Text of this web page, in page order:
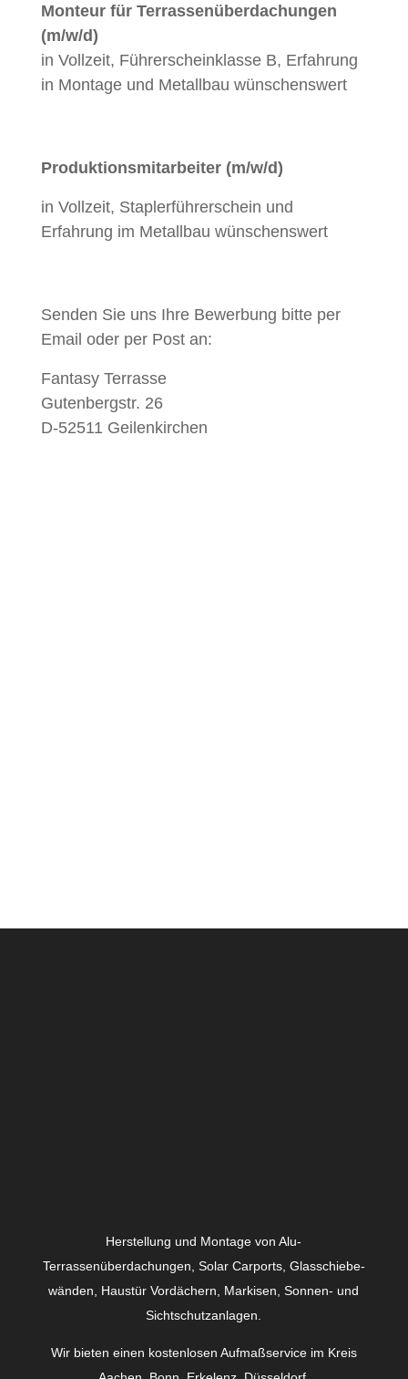
Monteur für Terrassenüberdachungen
(m/w/d)
in Vollzeit, Führerscheinklasse B, Erfahrung
in Montage und Metallbau wünschenswert
Produktionsmitarbeiter (m/w/d)
in Vollzeit, Staplerführerschein und
Erfahrung im Metallbau wünschenswert
Senden Sie uns Ihre Bewerbung bitte per
Email oder per Post an:
Fantasy Terrasse
Gutenbergstr. 26
D-52511 Geilenkirchen
Herstellung und Montage von Alu-
Terrassenüberdachungen, Solar Carports, Glas­schiebe­
wänden, Haustür Vordächern, Markisen, Sonnen- und
Sichtschutzanlagen.
Wir bieten einen kostenlosen Aufmaßservice im Kreis